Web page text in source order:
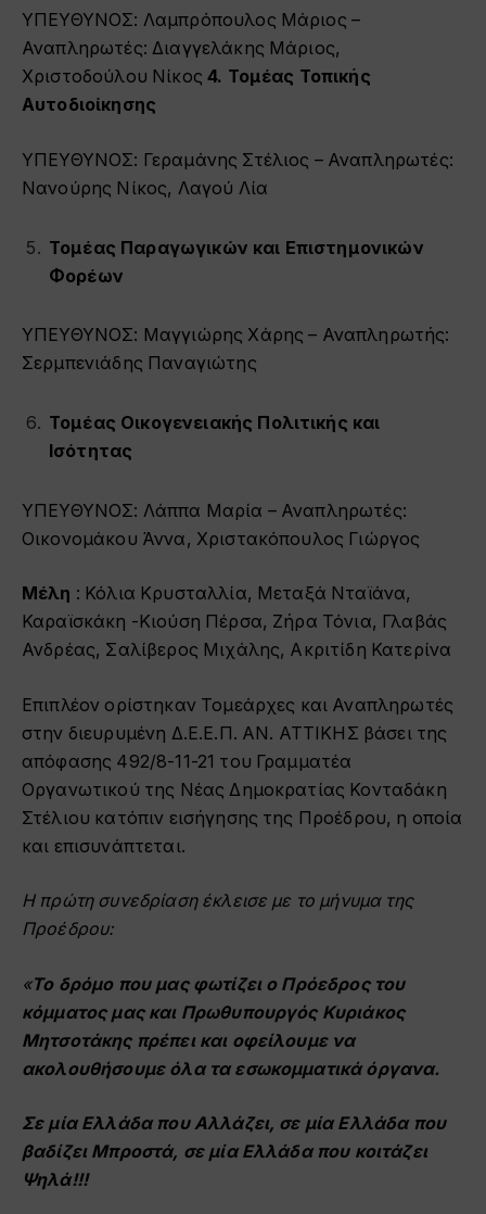
ΥΠΕΥΘΥΝΟΣ: Λαμπρόπουλος Μάριος –
Αναπληρωτές: Διαγγελάκης Μάριος,
Χριστοδούλου Νίκος4. Τομέας Τοπικής
Αυτοδιοίκησης
ΥΠΕΥΘΥΝΟΣ: Γεραμάνης Στέλιος – Αναπληρωτές:
Νανούρης Νίκος, Λαγού Λία
Τομέας Παραγωγικών και Επιστημονικών
Φορέων
ΥΠΕΥΘΥΝΟΣ: Μαγγιώρης Χάρης – Αναπληρωτής:
Σερμπενιάδης Παναγιώτης
Τομέας Οικογενειακής Πολιτικής και
Ισότητας
ΥΠΕΥΘΥΝΟΣ: Λάππα Μαρία – Αναπληρωτές:
Οικονομάκου Άννα, Χριστακόπουλος Γιώργος
Μέλη : Κόλια Κρυσταλλία, Μεταξά Νταϊάνα,
Καραϊσκάκη -Κιούση Πέρσα, Ζήρα Τόνια, Γλαβάς
Ανδρέας, Σαλίβερος Μιχάλης, Ακριτίδη Κατερίνα
Επιπλέον ορίστηκαν Τομεάρχες και Αναπληρωτές
στην διευρυμένη Δ.Ε.Ε.Π. ΑΝ. ΑΤΤΙΚΗΣ βάσει της
απόφασης 492/8-11-21 του Γραμματέα
Οργανωτικού της Νέας Δημοκρατίας Κονταδάκη
Στέλιου κατόπιν εισήγησης της Προέδρου, η οποία
και επισυνάπτεται.
Η πρώτη συνεδρίαση έκλεισε με το μήνυμα της
Προέδρου:
«Το δρόμο που μας φωτίζει ο Πρόεδρος του
κόμματος μας και Πρωθυπουργός Κυριάκος
Μητσοτάκης πρέπει και οφείλουμε να
ακολουθήσουμε όλα τα εσωκομματικά όργανα.
Σε μία Ελλάδα που Αλλάζει, σε μία Ελλάδα που
βαδίζει Μπροστά, σε μία Ελλάδα που κοιτάζει
Ψηλά!!!